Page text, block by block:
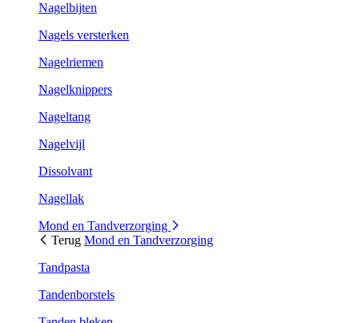
Nagelbijten
Nagels versterken
Nagelriemen
Nagelknippers
Nageltang
Nagelvijl
Dissolvant
Nagellak
Mond en Tandverzorging
Terug Mond en Tandverzorging
Tandpasta
Tandenborstels